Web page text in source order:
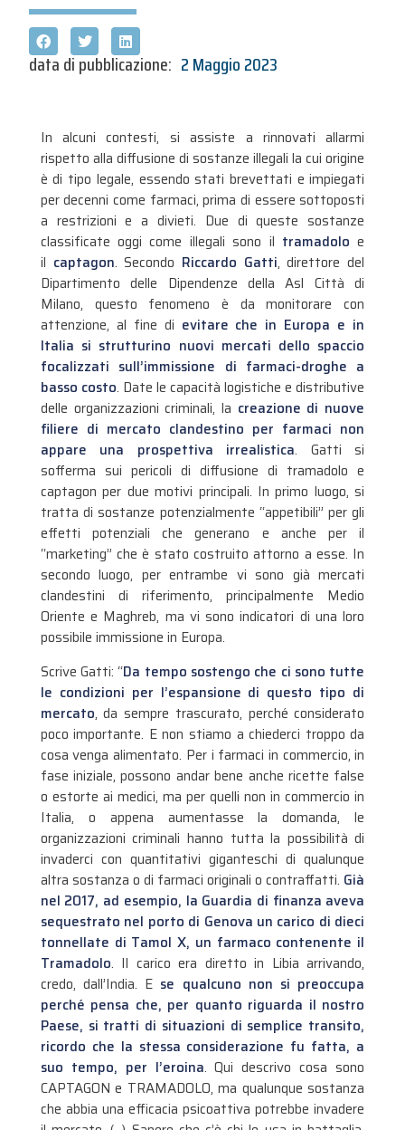
data di pubblicazione: 2 Maggio 2023
In alcuni contesti, si assiste a rinnovati allarmi
rispetto alla diffusione di sostanze illegali la cui origine
è di tipo legale, essendo stati brevettati e impiegati
per decenni come farmaci, prima di essere sottoposti
a restrizioni e a divieti. Due di queste sostanze
classificate oggi come illegali sono il tramadolo e
il captagon. Secondo Riccardo Gatti, direttore del
Dipartimento delle Dipendenze della Asl Città di
Milano, questo fenomeno è da monitorare con
attenzione, al fine di evitare che in Europa e in
Italia si strutturino nuovi mercati dello spaccio
focalizzati sull’immissione di farmaci-droghe a
basso costo. Date le capacità logistiche e distributive
delle organizzazioni criminali, la creazione di nuove
filiere di mercato clandestino per farmaci non
appare una prospettiva irrealistica. Gatti si
sofferma sui pericoli di diffusione di tramadolo e
captagon per due motivi principali. In primo luogo, si
tratta di sostanze potenzialmente “appetibili” per gli
effetti potenziali che generano e anche per il
“marketing” che è stato costruito attorno a esse. In
secondo luogo, per entrambe vi sono già mercati
clandestini di riferimento, principalmente Medio
Oriente e Maghreb, ma vi sono indicatori di una loro
possibile immissione in Europa.
Scrive Gatti: “Da tempo sostengo che ci sono tutte
le condizioni per l’espansione di questo tipo di
mercato, da sempre trascurato, perché considerato
poco importante. E non stiamo a chiederci troppo da
cosa venga alimentato. Per i farmaci in commercio, in
fase iniziale, possono andar bene anche ricette false
o estorte ai medici, ma per quelli non in commercio in
Italia, o appena aumentasse la domanda, le
organizzazioni criminali hanno tutta la possibilità di
invaderci con quantitativi giganteschi di qualunque
altra sostanza o di farmaci originali o contraffatti. Già
nel 2017, ad esempio, la Guardia di finanza aveva
sequestrato nel porto di Genova un carico di dieci
tonnellate di Tamol X, un farmaco contenente il
Tramadolo. Il carico era diretto in Libia arrivando,
credo, dall’India. E se qualcuno non si preoccupa
perché pensa che, per quanto riguarda il nostro
Paese, si tratti di situazioni di semplice transito,
ricordo che la stessa considerazione fu fatta, a
suo tempo, per l’eroina. Qui descrivo cosa sono
CAPTAGON e TRAMADOLO, ma qualunque sostanza
che abbia una efficacia psicoattiva potrebbe invadere